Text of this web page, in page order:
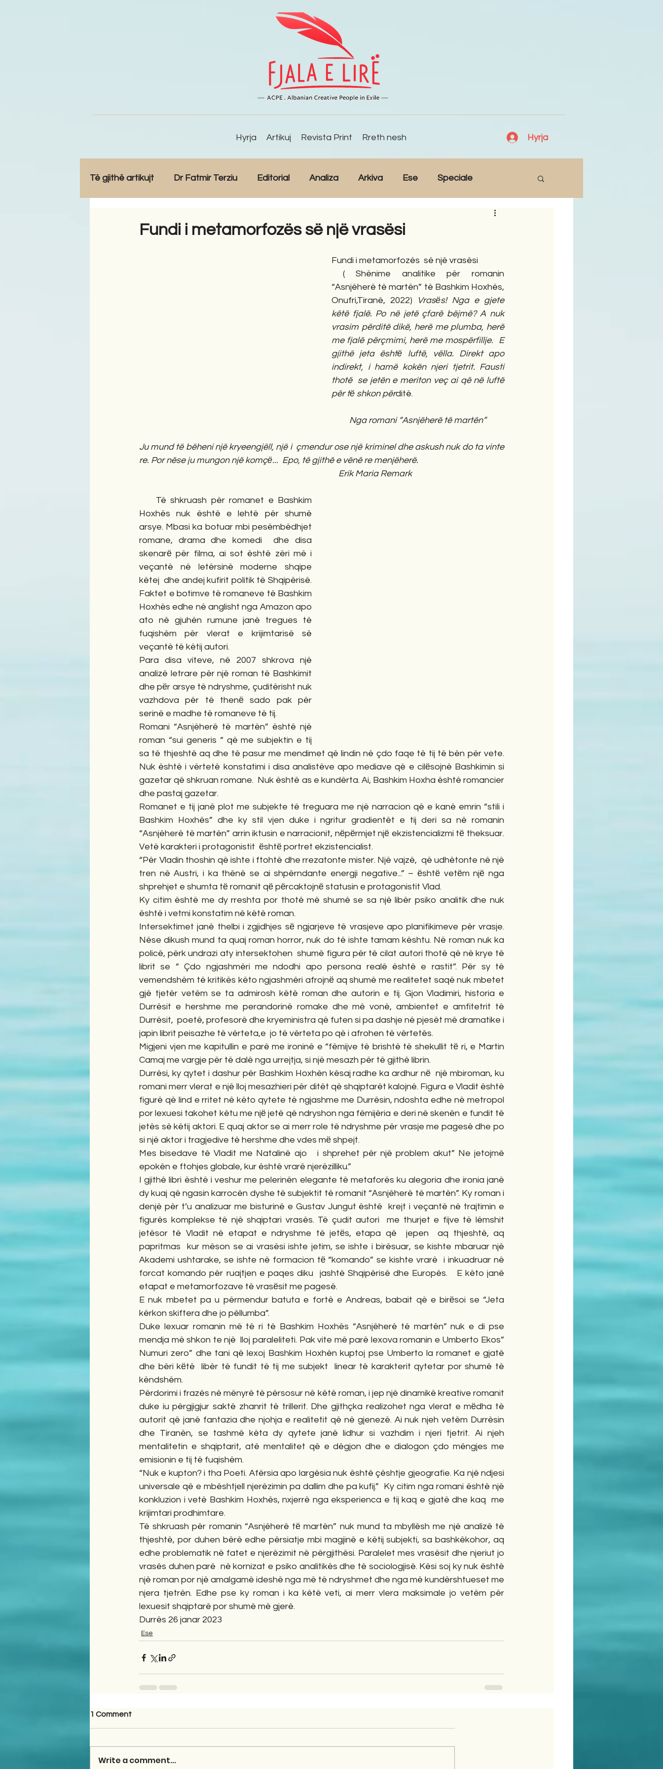
Hyrja Artikuj Revista Print Rreth nesh Hyrja
Të gjithë artikujt Dr Fatmir Terziu Editorial Analiza Arkiva Ese Speciale
Romane English Përkthime
Fundi i metamorfozës së një vrasësi
Fundi i metamorfozës  së një vrasësi
“Asnjëherë të martën” të Bashkim Hoxhës,
Onufri,Tiranë, 2022)
Vrasёs! Nga e gjete
këtë fjalë. Po në jetë çfarë bëjmë? A nuk
vrasim përditë dikë, herë me plumba, herë
me fjalë përçmimi, herë me mospërfillje.  E
gjithë jeta ështё luftë, vëlla. Direkt apo
indirekt, i hamë kokën njeri tjetrit. Fausti
thotë  se jetën e meriton veç ai që në luftë
për tё shkon përditë.
Nga romani “Asnjëherë të martën”
Ju mund të bëheni një kryeengjëll, një i  çmendur ose një kriminel dhe askush nuk do ta vinte
re. Por nëse ju mungon një komçё...  Epo, të gjithë e vënë re menjëherë.
                                                                                                     Erik Maria Remark
Hoxhës nuk është e lehtë për shumë
arsye. Mbasi ka botuar mbi pesëmbëdhjet
romane, drama dhe komedi  dhe disa
skenarё për filma, ai sot është zëri më i
veçantë në letërsinë moderne shqipe
këtej  dhe andej kufirit politik të Shqipërisë.
Faktet e botimve të romaneve të Bashkim
Hoxhës edhe në anglisht nga Amazon apo
ato në gjuhën rumune janë tregues të
fuqishëm për vlerat e krijimtarisë së
veçantë të këtij autori.
Para disa viteve, në 2007 shkrova një
analizë letrare për një roman të Bashkimit
dhe pёr arsye të ndryshme, çuditërisht nuk
vazhdova për të thenё sado pak për
serinë e madhe të romaneve të tij.
Romani “Asnjëherë të martën” është një
roman “sui generis “ që me subjektin e tij
sa të thjeshtë aq dhe të pasur me mendimet që lindin në çdo faqe të tij të bën për vete.
Nuk është i vërtetë konstatimi i disa analistëve apo mediave që e cilёsojnë Bashkimin si
gazetar që shkruan romane.  Nuk është as e kundërta. Ai, Bashkim Hoxha është romancier
dhe pastaj gazetar.
Romanet e tij janë plot me subjekte të treguara me një narracion që e kanë emrin “stili i
Bashkim Hoxhës” dhe ky stil vjen duke i ngritur gradientët e tij deri sa në romanin
“Asnjëherë të martën” arrin iktusin e narracionit, nёpёrmjet njё ekzistencializmi tё theksuar.
Vetë karakteri i protagonistit  ёshtё portret ekzistencialist.
“Për Vladin thoshin që ishte i ftohtë dhe rrezatonte mister. Një vajzë,  që udhëtonte në një
tren në Austri, i ka thënë se ai shpërndante energji negative...” – ёshtё vetёm njё nga
shprehjet e shumta tё romanit qё pёrcaktojnё statusin e protagonistit Vlad.
Ky citim është me dy rreshta por thotë më shumë se sa një libër psiko analitik dhe nuk
është i vetmi konstatim në këtë roman.
Intersektimet janë thelbi i zgjidhjes sё ngjarjeve të vrasjeve apo planifikimeve për vrasje.
Nëse dikush mund ta quaj roman horror, nuk do të ishte tamam kështu. Në roman nuk ka
policë, përk undrazi aty intersektohen  shumë figura për të cilat autori thotë që në krye të
librit se “ Çdo ngjashmëri me ndodhi apo persona realë është e rastit”. Për sy të
vemendshëm të kritikës këto ngjashmëri afrojnё aq shumë me realitetet saqë nuk mbetet
gjë tjetër vetëm se ta admirosh këtë roman dhe autorin e tij. Gjon Vladimiri, historia e
Durrësit e hershme me perandorinë romake dhe më vonë, ambientet e amfitetrit të
Durrësit,  poetë, profesorë dhe kryeministra që futen si pa dashje në pjesët më dramatike i
japin librit peisazhe të vërteta,e  jo të vërteta po që i afrohen të vërtetës.
Migjeni vjen me kapitullin e parë me ironinë e “fëmijve të brishtë të shekullit tё ri, e Martin
Camaj me vargje për të dalë nga urrejtja, si një mesazh për të gjithë librin.
Durrësi, ky qytet i dashur për Bashkim Hoxhën kësaj radhe ka ardhur nё  një mbiroman, ku
romani merr vlerat e një lloj mesazhieri për ditët që shqiptarët kalojnë. Figura e Vladit është
figurë që lind e rritet në këto qytete të ngjashme me Durrësin, ndoshta edhe në metropol
por lexuesi takohet këtu me njё jetë që ndryshon nga fëmijëria e deri në skenën e fundit të
jetës së këtij aktori. E quaj aktor se ai merr role të ndryshme për vrasje me pagesë dhe po
si një aktor i tragjedive të hershme dhe vdes mё shpejt.
Mes bisedave të Vladit me Natalinë ajo   i shprehet për një problem akut” Ne jetojmë
epokën e ftohjes globale, kur është vrarë njerëzilliku.”
I gjithë libri është i veshur me pelerinën elegante të metaforës ku alegoria dhe ironia janë
dy kuaj që ngasin karrocën dyshe të subjektit të romanit “Asnjëherë të martën”. Ky roman i
denjë për t’u analizuar me bisturinë e Gustav Jungut është  krejt i veçantë në trajtimin e
figurës komplekse të një shqiptari vrasës. Të çudit autori  me thurjet e fijve të lëmshit
jetësor të Vladit në etapat e ndryshme të jetёs, etapa që  jepen  aq thjeshtë, aq
papritmas  kur mëson se ai vrasësi ishte jetim, se ishte i birësuar, se kishte mbaruar një
Akademi ushtarake, se ishte në formacion tё “komando” se kishte vrarë  i inkuadruar në
forcat komando për ruajtjen e paqes diku  jashtë Shqipërisë dhe Europës.   E këto janë
etapat e metamorfozave të vrasёsit me pagesë.
E nuk mbetet pa u përmendur batuta e fortë e Andreas, babait që e birёsoi se “Jeta
kërkon skiftera dhe jo pëllumba”.
Duke lexuar romanin më të ri të Bashkim Hoxhës “Asnjëherë të martën” nuk e di pse
mendja më shkon te një  lloj paraleliteti. Pak vite më parë lexova romanin e Umberto Ekos”
Numuri zero” dhe tani që lexoj Bashkim Hoxhën kuptoj pse Umberto la romanet e gjatë
dhe bëri kёtë  libër të fundit të tij me subjekt  linear të karakterit qytetar por shumë të
këndshëm.
Përdorimi i frazës në mënyrë të përsosur në këtë roman, i jep një dinamikë kreative romanit
duke iu përgjigjur saktë zhanrit të trillerit. Dhe gjithçka realizohet nga vlerat e mёdha të
autorit që janë fantazia dhe njohja e realitetit që në gjenezë. Ai nuk njeh vetëm Durrësin
dhe Tiranën, se tashmë këta dy qytete janë lidhur si vazhdim i njeri tjetrit. Ai njeh
mentalitetin e shqiptarit, atë mentalitet që e dëgjon dhe e dialogon çdo mëngjes me
emisionin e tij të fuqishëm.
“Nuk e kupton? i tha Poeti. Afërsia apo largësia nuk është çështje gjeografie. Ka një ndjesi
universale që e mbështjell njerëzimin pa dallim dhe pa kufij.”  Ky citim nga romani është një
konkluzion i vetë Bashkim Hoxhës, nxjerrë nga eksperienca e tij kaq e gjatë dhe kaq  me
krijimtari prodhimtare.
Të shkruash për romanin “Asnjëherë tё martën” nuk mund ta mbyllësh me një analizë të
thjeshtë, por duhen bërë edhe përsiatje mbi magjinë e këtij subjekti, sa bashkëkohor, aq
edhe problematik në fatet e njerëzimit në përgjithësi. Paralelet mes vrasësit dhe njeriut jo
vrasës duhen parë  në kornizat e psiko analitikës dhe të sociologjisë. Kësi soj ky nuk është
një roman por një amalgamë ideshë nga më të ndryshmet dhe nga më kundërshtueset me
njera tjetrën. Edhe pse ky roman i ka këtë veti, ai merr vlera maksimale jo vetëm për
lexuesit shqiptarë por shumë më gjerë.
Durrës 26 janar 2023
Ese
1 Comment
Write a comment...